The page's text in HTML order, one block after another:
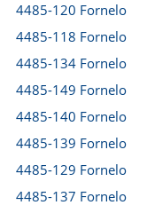
4485-120 Fornelo
4485-118 Fornelo
4485-134 Fornelo
4485-149 Fornelo
4485-140 Fornelo
4485-139 Fornelo
4485-129 Fornelo
4485-137 Fornelo